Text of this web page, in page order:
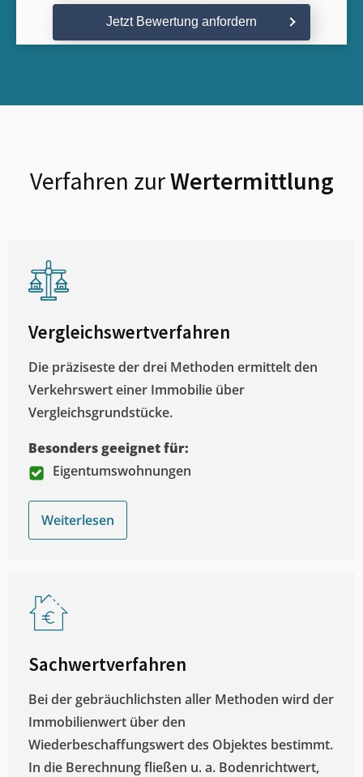
Jetzt Bewertung anfordern
Verfahren zurWertermittlung
Vergleichswertverfahren
Die präziseste der drei Methoden ermittelt den
Verkehrswert einer Immobilie über
Vergleichsgrundstücke.
Besonders geeignet für:
Eigentumswohnungen
Weiterlesen
Sachwertverfahren
Bei der gebräuchlichsten aller Methoden wird der
Immobilienwert über den
Wiederbeschaffungswert des Objektes bestimmt.
In die Berechnung fließen u. a. Bodenrichtwert,